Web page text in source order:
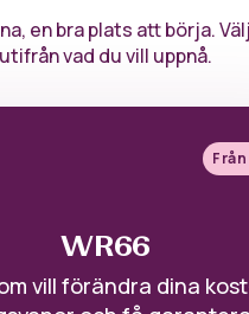
en bra plats att börja.
utifrån vad du vill uppnå.
WR66
vill förändra dina